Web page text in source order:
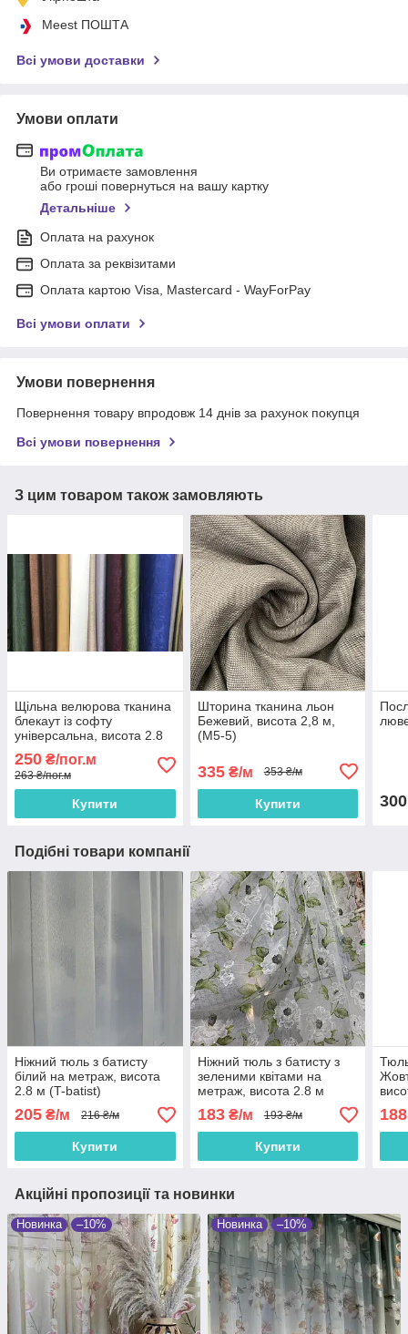
Meest ПОШТА
Всі умови доставки
Умови оплати
Ви отримаєте замовлення
або гроші повернуться на вашу картку
Детальніше
Оплата на рахунок
Оплата за реквізитами
Оплата картою Visa, Mastercard - WayForPay
Всі умови оплати
Умови повернення
Повернення товару впродовж 14 днів за рахунок покупця
Всі умови повернення
З цим товаром також замовляють
Щільна велюрова тканина
блекаут із софту
універсальна, висота 2.8
250 ₴/пог.м
263 ₴/пог.м
Купити
Шторина тканина льон
Бежевий, висота 2,8 м,
(M5-5)
335₴/м 353 ₴/м
Купити 300
Подібні товари компанії
Ніжний тюль з батисту
білий на метраж, висота
2.8 м (T-batist)
205 ₴/м 216 ₴/м
Купити
Ніжний тюль з батисту з
зеленими квітами на
метраж, висота 2.8 м
(613-4-T)
183₴/м 193 ₴/м
Купити
188
Акційні пропозиції та новинки
Новинка –10% Новинка –10%